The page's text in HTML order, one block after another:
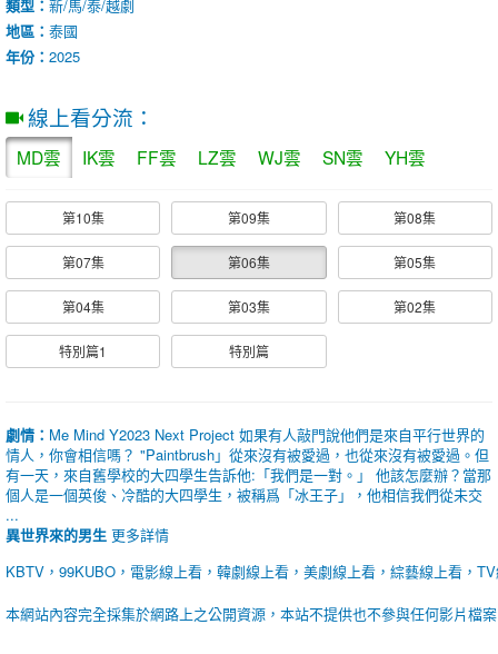
類型： 新/馬/泰/越劇
地區： 泰國
年份： 2025
線上看分流：
MD雲 IK雲 FF雲 LZ雲 WJ雲 SN雲 YH雲
第10集 第09集 第08集
第07集 第06集 第05集
第04集 第03集 第02集
特別篇1 特別篇
劇情： Me Mind Y2023 Next Project 如果有人敲門說他們是來自平行世界的
情人，你會相信嗎？ "Paintbrush」從來沒有被愛過，也從來沒有被愛過。但
有一天，來自舊學校的大四學生告訴他:「我們是一對。」 他該怎麼辦？當那
個人是一個英俊、冷酷的大四學生，被稱爲「冰王子」，他相信我們從未交
...
異世界來的男生 更多詳情
KBTV，99KUBO，電影線上看，韓劇線上看，美劇線上看，綜藝線上看，
本網站內容完全採集於網路上之公開資源，本站不提供也不參與任何影片檔